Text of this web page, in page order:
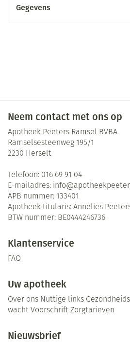
Gegevens
Neem contact met ons op
Apotheek Peeters Ramsel BVBA
Ramselsesteenweg 195/1
2230 Herselt
Telefoon: 016 69 91 04
E-mailadres: info@
APB nummer: 133401
Apotheek titularis: Annelies
BTW nummer: BE0444246736
Klantenservice
FAQ
Uw apotheek
Over ons Nuttige links
wacht Voorschrift Zorgtarieven
Nieuwsbrief